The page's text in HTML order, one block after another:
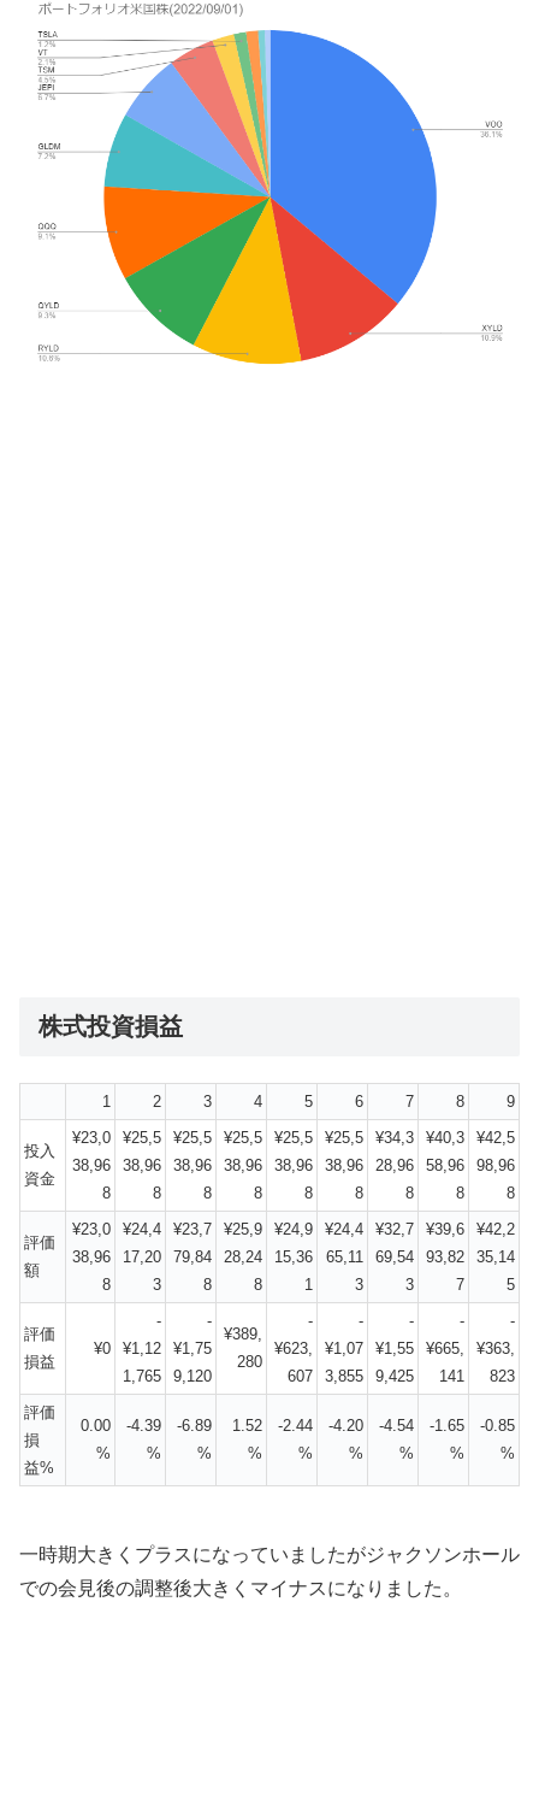
株式投資損益
1 2 3 4 5 6 7 8 9
投入
資金
¥23,0
38,96
8
¥25,5
38,96
8
¥25,5
38,96
8
¥25,5
38,96
8
¥25,5
38,96
8
¥25,5
38,96
8
¥34,3
28,96
8
¥40,3
58,96
8
¥42,5
98,96
8
評価
額
¥23,0
38,96
8
¥24,4
17,20
3
¥23,7
79,84
8
¥25,9
28,24
8
¥24,9
15,36
1
¥24,4
65,11
3
¥32,7
69,54
3
¥39,6
93,82
7
¥42,2
35,14
5
評価
損益
¥0
-
¥1,12
1,765
-
¥1,75
9,120
¥389,
280
-
¥623,
607
-
¥1,07
3,855
-
¥1,55
9,425
-
¥665,
141
-
¥363,
823
評価
損
益%
0.00
%
-4.39
%
-6.89
%
1.52
%
-2.44
%
-4.20
%
-4.54
%
-1.65
%
-0.85
%
一時期大きくプラスになっていましたがジャクソンホール
での会見後の調整後大きくマイナスになりました。